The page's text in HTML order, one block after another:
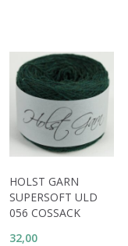
HOLST GARN
SUPERSOFT ULD
056 COSSACK
32,00